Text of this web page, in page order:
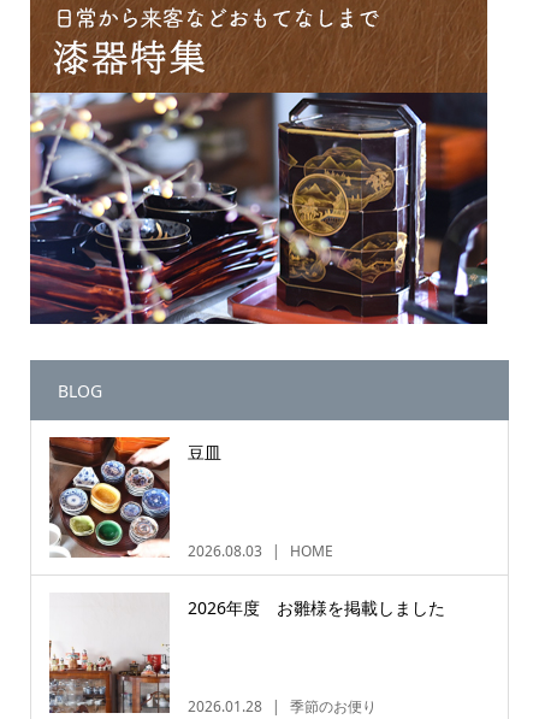
BLOG
豆皿
2026.08.03 HOME
2026年度 お雛様を掲載しました
2026.01.28 季節のお便り